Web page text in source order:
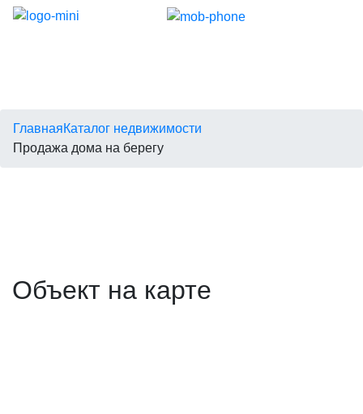
ГлавнаяКаталог недвижимости
Продажа дома на берегу
Объект на карте